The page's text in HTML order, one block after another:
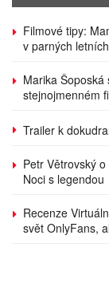
Filmové tipy:
v parných
Marika
stejnojmenném
Trailer k
Petr Větrovský
Noci s legendou
Recenze
svět OnlyFans,